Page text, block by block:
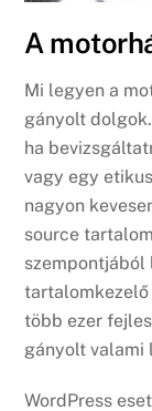
A
Mi legyen a
gányolt
ha
vagy egy
nagyon
source
szempontjából
tartalomkezelő
több ezer
gányolt valami
WordPress